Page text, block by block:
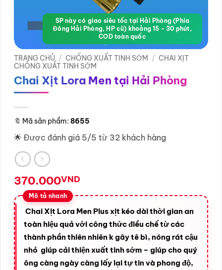
SP này có giao siêu tốc tại Hải Phòng (Phía
Đông Hải Phòng, HP cũ) khoảng 15 - 30 phút,
COD toàn quốc
TRANG CHỦ / CHỐNG XUẤT TINH SỚM / CHAI XỊT
CHỐNG XUẤT TINH SỚM
Chai Xịt Lora Men tại Hải Phòng
🔖 Mã sản phẩm: 8655
🌟 Được đánh giá 5/5 từ 32 khách hàng
370.000VND
Chai Xịt Lora Men Plus xịt kéo dài thời gian an
toàn hiệu quả với công thức điều chế từ các
thành phần thiên nhiên k gây tê bì, nóng rát cậu
nhỏ giúp cải thiện xuất tinh sớm – giúp cho quý
ông càng ngày càng lấy lại tự tin và phong độ,